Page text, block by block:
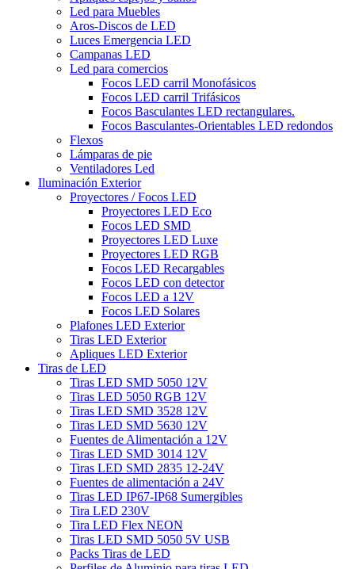
Led para Muebles
Aros-Discos de LED
Luces Emergencia LED
Campanas LED
Led para comercios
Focos LED carril Monofásicos
Focos LED carril Trifásicos
Focos Basculantes LED rectangulares.
Focos Basculantes-Orientables LED redondos
Flexos
Lámparas de pie
Ventiladores Led
Iluminación Exterior
Proyectores / Focos LED
Proyectores LED Eco
Focos LED SMD
Proyectores LED Luxe
Proyectores LED RGB
Focos LED Recargables
Focos LED con detector
Focos LED a 12V
Focos LED Solares
Plafones LED Exterior
Tiras LED Exterior
Apliques LED Exterior
Tiras de LED
Tiras LED SMD 5050 12V
Tiras LED 5050 RGB 12V
Tiras LED SMD 3528 12V
Tiras LED SMD 5630 12V
Fuentes de Alimentación a 12V
Tiras LED SMD 3014 12V
Tiras LED SMD 2835 12-24V
Fuentes de alimentación a 24V
Tiras LED IP67-IP68 Sumergibles
Tira LED 230V
Tira LED Flex NEON
Tiras LED SMD 5050 5V USB
Packs Tiras de LED